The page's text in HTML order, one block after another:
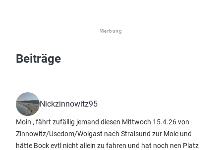
Werbung
Beiträge
Nickzinnowitz95
Moin , fährt zufällig jemand diesen Mittwoch 15.4.26 von
Zinnowitz/Usedom/Wolgast nach Stralsund zur Mole und
hätte Bock evtl nicht allein zu fahren und hat noch nen Platz